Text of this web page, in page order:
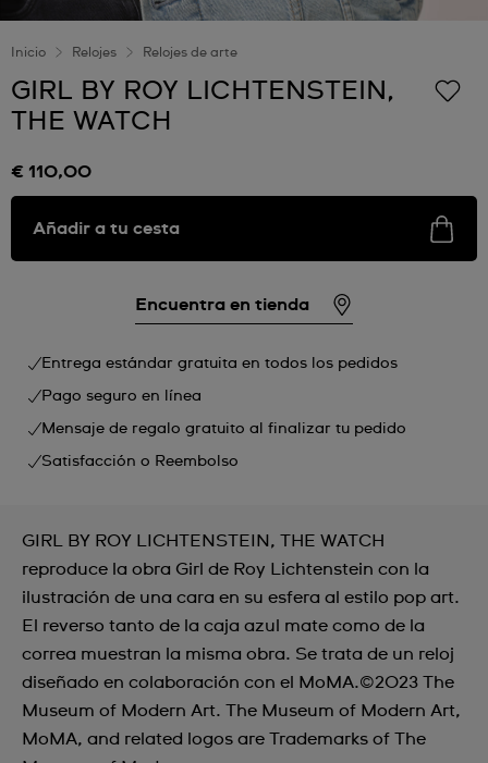
Inicio Relojes Relojes de arte
GIRL BY ROY LICHTENSTEIN,
THE WATCH
€ 110,00
Añadir a tu cesta
Encuentra en tienda
Entrega estándar gratuita en todos los pedidos
Pago seguro en línea
Mensaje de regalo gratuito al finalizar tu pedido
Satisfacción o Reembolso
GIRL BY ROY LICHTENSTEIN, THE WATCH
reproduce la obra Girl de Roy Lichtenstein con la
ilustración de una cara en su esfera al estilo pop art.
El reverso tanto de la caja azul mate como de la
correa muestran la misma obra. Se trata de un reloj
diseñado en colaboración con el MoMA.©2023 The
Museum of Modern Art. The Museum of Modern Art,
MoMA, and related logos are Trademarks of The